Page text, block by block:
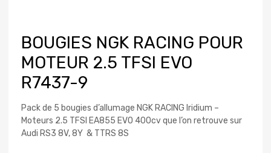
BOUGIES NGK RACING POUR
MOTEUR 2.5 TFSI EVO
R7437-9
Pack de 5 bougies d’allumage NGK RACING Iridium –
Moteurs 2.5 TFSI EA855 EVO 400cv que l’on retrouve sur
Audi RS3 8V, 8Y & TTRS 8S